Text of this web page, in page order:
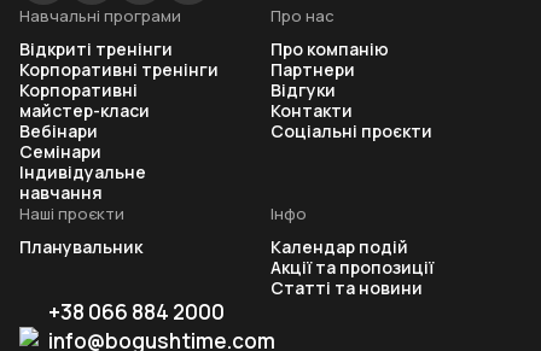
Навчальні програми
Відкриті тренінги
Корпоративні тренінги
Корпоративні
майстер-класи
Вебінари
Семінари
Індивідуальне
навчання
Наші проєкти
Планувальник
Інфо
Календар подій
Акції та пропозиції
Статті та новини
Про нас
Про компанію
Партнери
Відгуки
Контакти
Соціальні проєкти
+38 066 884 2000
info@bogushtime.com